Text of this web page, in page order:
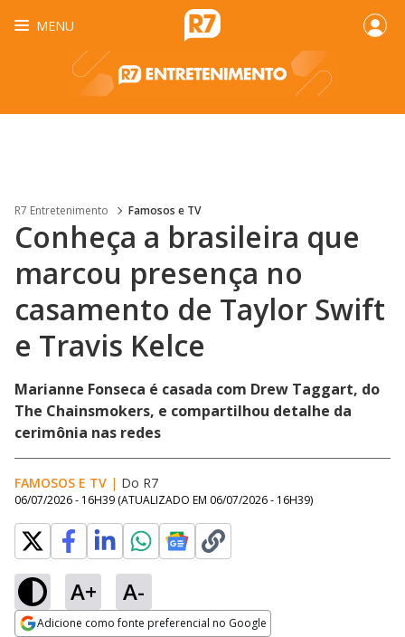
MENU
R7 Entretenimento Famosos e TV
Conheça a brasileira que
marcou presença no
casamento de Taylor Swift
e Travis Kelce
Marianne Fonseca é casada com Drew Taggart, do
The Chainsmokers, e compartilhou detalhe da
cerimônia nas redes
FAMOSOS E TV | Do R7
06/07/2026 - 16H39 (ATUALIZADO EM 06/07/2026 - 16H39)
A+ A-
Adicione como fonte preferencial no Google